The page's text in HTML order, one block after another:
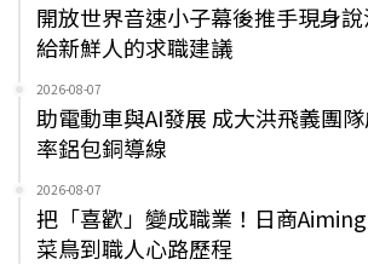
開放世界音速小子幕後推手現身說
給新鮮人的求職建議
2026-08-07
助電動車與AI發展 成大洪飛義團
率鋁包銅導線
2026-08-07
把「喜歡」變成職業！日商
菜鳥到職人心路歷程